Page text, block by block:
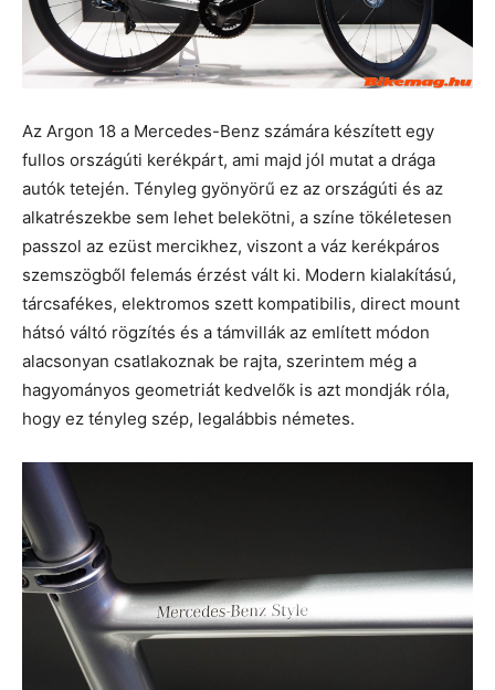
Az Argon 18 a Mercedes-Benz számára készített egy
fullos országúti kerékpárt, ami majd jól mutat a drága
autók tetején. Tényleg gyönyörű ez az országúti és az
alkatrészekbe sem lehet belekötni, a színe tökéletesen
passzol az ezüst mercikhez, viszont a váz kerékpáros
szemszögből felemás érzést vált ki. Modern kialakítású,
tárcsafékes, elektromos szett kompatibilis, direct mount
hátsó váltó rögzítés és a támvillák az említett módon
alacsonyan csatlakoznak be rajta, szerintem még a
hagyományos geometriát kedvelők is azt mondják róla,
hogy ez tényleg szép, legalábbis németes.